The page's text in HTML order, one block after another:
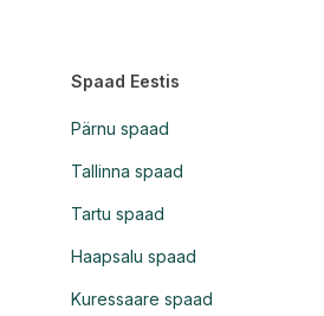
Spaad Eestis
Pärnu spaad
Tallinna spaad
Tartu spaad
Haapsalu spaad
Kuressaare spaad